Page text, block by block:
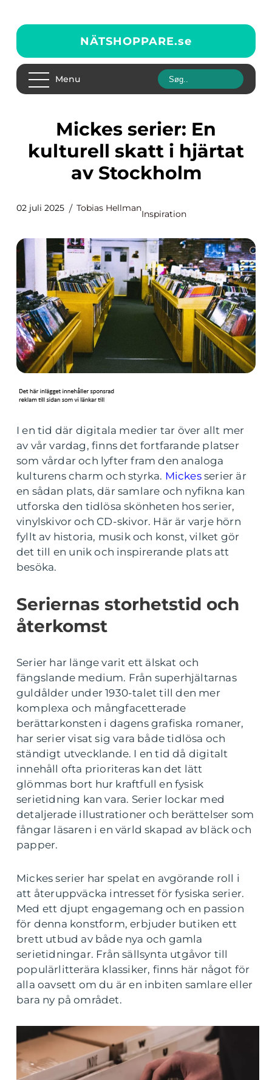
NÄTSHOPPARE.se
Menu
Mickes serier: En
kulturell skatt i hjärtat
av Stockholm
02 juli 2025 Tobias Hellman
Inspiration
I en tid där digitala medier tar över allt mer
av vår vardag, finns det fortfarande platser
som vårdar och lyfter fram den analoga
kulturens charm och styrka. Mickesserier är
en sådan plats, där samlare och nyfikna kan
utforska den tidlösa skönheten hos serier,
vinylskivor och CD-skivor. Här är varje hörn
fyllt av historia, musik och konst, vilket gör
det till en unik och inspirerande plats att
besöka.
Seriernas storhetstid och
återkomst
Serier har länge varit ett älskat och
fängslande medium. Från superhjältarnas
guldålder under 1930-talet till den mer
komplexa och mångfacetterade
berättarkonsten i dagens grafiska romaner,
har serier visat sig vara både tidlösa och
ständigt utvecklande. I en tid då digitalt
innehåll ofta prioriteras kan det lätt
glömmas bort hur kraftfull en fysisk
serietidning kan vara. Serier lockar med
detaljerade illustrationer och berättelser som
fångar läsaren i en värld skapad av bläck och
papper.
Mickes serier har spelat en avgörande roll i
att återuppväcka intresset för fysiska serier.
Med ett djupt engagemang och en passion
för denna konstform, erbjuder butiken ett
brett utbud av både nya och gamla
serietidningar. Från sällsynta utgåvor till
populärlitterära klassiker, finns här något för
alla oavsett om du är en inbiten samlare eller
bara ny på området.